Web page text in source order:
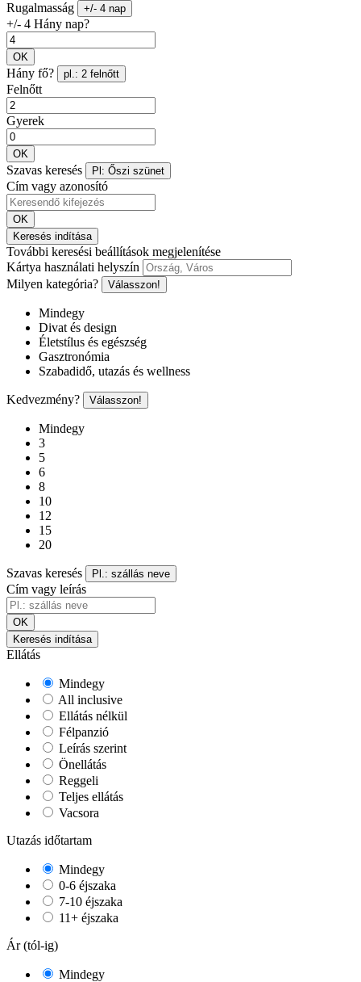
Rugalmasság +/- 4 nap
+/- 4 Hány nap?
OK
Hány fő? pl.: 2 felnőtt
Felnőtt
Gyerek
OK
Szavas keresés Pl: Őszi szünet
Cím vagy azonosító
OK
Keresés indítása
További keresési beállítások megjelenítése
Kártya használati helyszín
Milyen kategória?
Válasszon!
Mindegy
Divat és design
Életstílus és egészség
Gasztronómia
Szabadidő, utazás és wellness
Kedvezmény? Válasszon!
Mindegy
3
5
6
8
10
12
15
20
Szavas keresés Pl.: szállás neve
Cím vagy leírás
OK
Keresés indítása
Ellátás
Mindegy
All inclusive
Ellátás nélkül
Félpanzió
Leírás szerint
Önellátás
Reggeli
Teljes ellátás
Vacsora
Utazás időtartam
Mindegy
0-6 éjszaka
7-10 éjszaka
11+ éjszaka
Ár (tól-ig)
Mindegy